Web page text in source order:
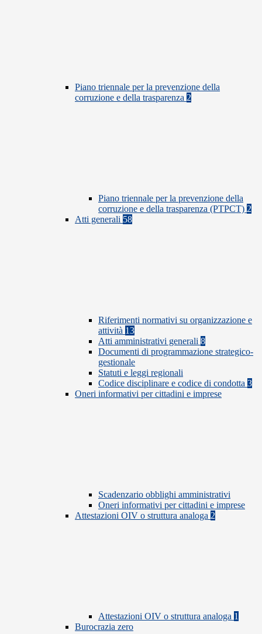
Piano triennale per la prevenzione della
corruzione e della trasparenza 2
Piano triennale per la prevenzione della
corruzione e della trasparenza (PTPCT) 2
Atti generali 58
Riferimenti normativi su organizzazione e
attività 13
Atti amministrativi generali 8
Documenti di programmazione strategico-
gestionale
Statuti e leggi regionali
Codice disciplinare e codice di condotta 3
Oneri informativi per cittadini e imprese
Scadenzario obblighi amministrativi
Oneri informativi per cittadini e imprese
Attestazioni OIV o struttura analoga 2
Attestazioni OIV o struttura analoga 1
Burocrazia zero